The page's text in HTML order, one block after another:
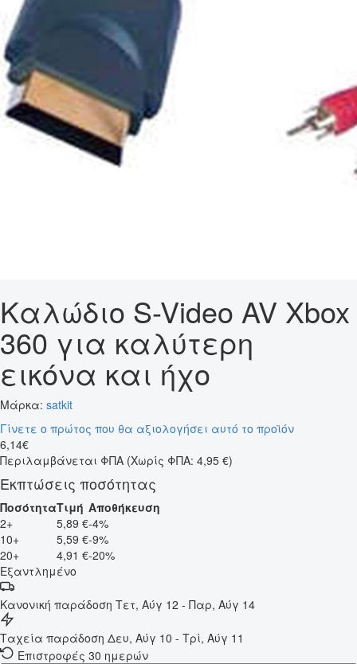
Καλώδιο S-Video AV Xbox
360 για καλύτερη
εικόνα και ήχο
Μάρκα: satkit
Γίνετε ο πρώτος που θα αξιολογήσει αυτό το προϊόν
6,14€
Περιλαμβάνεται ΦΠΑ (Χωρίς ΦΠΑ: 4,95 €)
Εκπτώσεις ποσότητας
ΠοσότηταΤιμή Αποθήκευση
2+
5,89 €-4%
10+
5,59 €-9%
20+
4,91 €-20%
Εξαντλημένο
Κανονική παράδοση Τετ, Αύγ 12 - Παρ, Αύγ 14
Ταχεία παράδοση Δευ, Αύγ 10 - Τρί, Αύγ 11
Επιστροφές 30 ημερών